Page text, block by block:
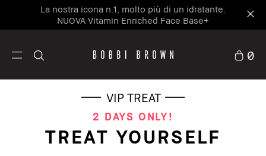
La nostra icona n.1, molto più di un idratante.
NUOVA Vitamin Enriched Face Base+
0
VIP TREAT
2 DAYS ONLY!
TREAT YOURSELF